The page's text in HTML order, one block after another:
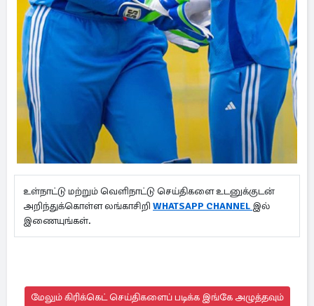
உள்நாட்டு மற்றும் வெளிநாட்டு செய்திகளை உடனுக்குடன்
அறிந்துக்கொள்ள லங்காசிறி WHATSAPP CHANNEL இல்
இணையுங்கள்.
மேலும் கிரிக்கெட் செய்திகளைப் படிக்க இங்கே அழுத்தவும்